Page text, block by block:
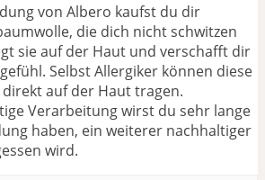
von Albero kaufst du dir
die dich nicht schwitzen
sie auf der Haut und verschafft dir
Selbst Allergiker können diese
auf der Haut tragen.
Verarbeitung wirst du sehr lange
haben, ein weiterer nachhaltiger
wird.